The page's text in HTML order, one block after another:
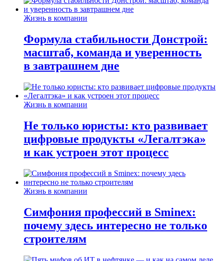
Жизнь в компании
Формула стабильности Донстрой:
масштаб, команда и уверенность
в завтрашнем дне
Жизнь в компании
Не только юристы: кто развивает
цифровые продукты «Легалтэка»
и как устроен этот процесс
Жизнь в компании
Симфония профессий в Sminex:
почему здесь интересно не только
строителям